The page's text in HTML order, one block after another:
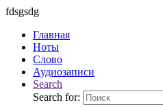
fdsgsdg
Главная
Ноты
Слово
Аудиозаписи
Search
Search for: